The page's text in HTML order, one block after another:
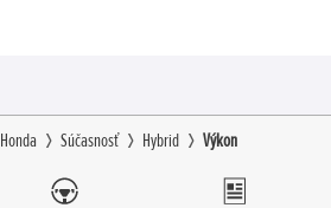
Súčasnosť Hybrid Výkon